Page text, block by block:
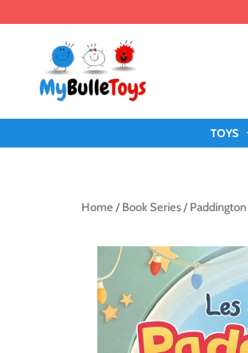
TOYS
Home / Book Series/ Paddington